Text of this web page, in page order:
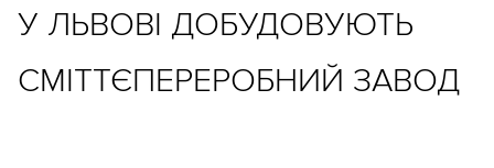
У ЛЬВОВІ ДОБУДОВУЮТЬ
СМІТТЄПЕРЕРОБНИЙ ЗАВОД